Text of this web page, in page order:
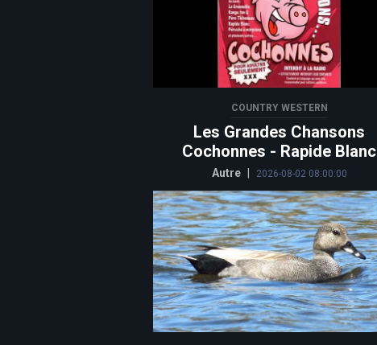
COUNTRY WESTERN
Les Grandes Chansons
Cochonnes - Rapide Blanc
Autre 2026-08-02 08:00:00